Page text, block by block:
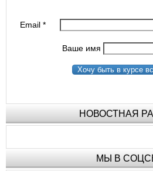
Email*
Ваше имя
Хочу быть в курсе
НОВОСТНАЯ
МЫ В